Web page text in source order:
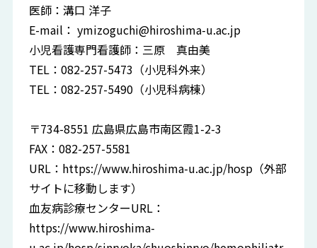
医師：溝口 洋子
E-mail：ymizoguchi@hiroshima-u.ac.jp
小児看護専門看護師：三原 真由美
TEL：082-257-5473（小児科外来）
TEL：082-257-5490（小児科病棟）
〒734-8551 広島県広島市南区霞1-2-3
FAX：082-257-5581
URL： https://www.hiroshima-u.ac.jp/hosp （外部
サイトに移動します）
血友病診療センターURL：
https://www.hiroshima-